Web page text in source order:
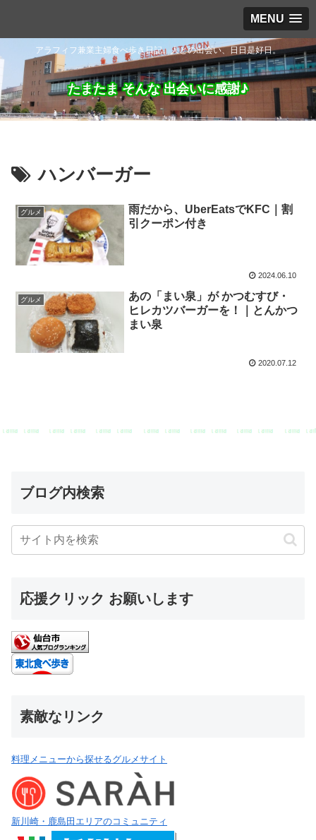
MENU
アラフィフ兼業主婦食べ歩き日記。人との出会い、日日是好日。
たまたま そんな 出会いに感謝♪
ハンバーガー
グルメ
雨だから、UberEatsでKFC｜割
引クーポン付き
2024.06.10
グルメ
あの「まい泉」が かつむすび・
ヒレカツバーガーを！｜とんかつ
まい泉
2020.07.12
ブログ内検索
応援クリック お願いします
素敵なリンク
料理メニューから探せるグルメサイト
新川崎・鹿島田エリアのコミュニティ